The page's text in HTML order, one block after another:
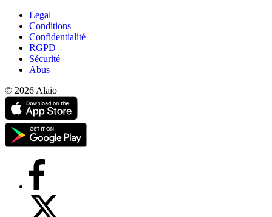
Legal
Conditions
Confidentialité
RGPD
Sécurité
Abus
© 2026 Alaio